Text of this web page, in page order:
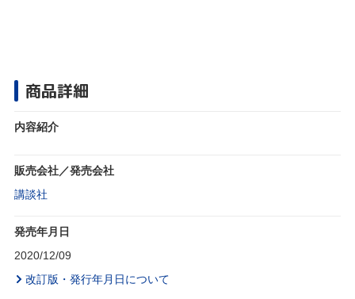
商品詳細
内容紹介
販売会社／発売会社
講談社
発売年月日
2020/12/09
改訂版・発行年月日について